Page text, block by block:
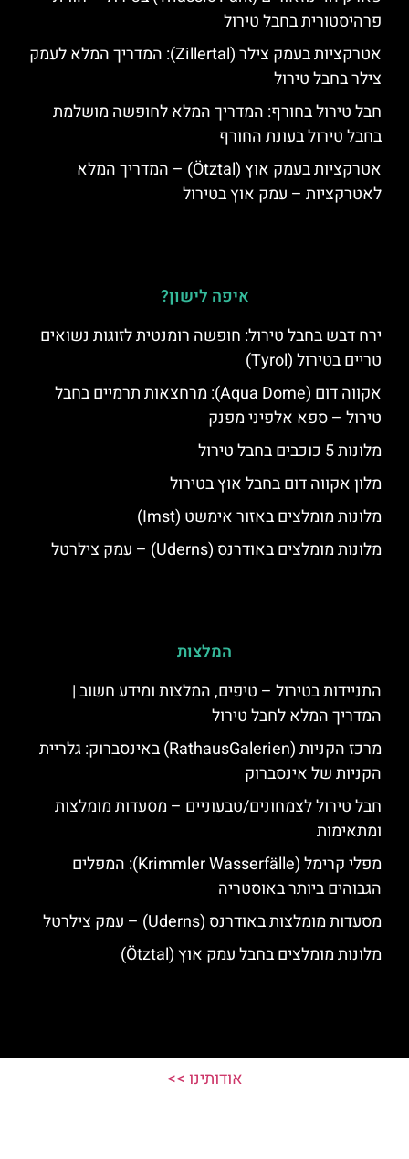
פרהיסטורית בחבל טירול
אטרקציות בעמק צילר (Zillertal): המדריך המלא לעמק
צילר בחבל טירול
חבל טירול בחורף: המדריך המלא לחופשה מושלמת
בחבל טירול בעונת החורף
אטרקציות בעמק אוץ (Ötztal) – המדריך המלא
לאטרקציות – עמק אוץ בטירול
איפה לישון?
ירח דבש בחבל טירול: חופשה רומנטית לזוגות נשואים
טריים בטירול (Tyrol)
אקווה דום (Aqua Dome): מרחצאות תרמיים בחבל
טירול – ספא אלפיני מפנק
מלונות 5 כוכבים בחבל טירול
מלון אקווה דום בחבל אוץ בטירול
מלונות מומלצים באזור אימשט (Imst)
מלונות מומלצים באודרנס (Uderns) – עמק צילרטל
המלצות
התניידות בטירול – טיפים, המלצות ומידע חשוב |
המדריך המלא לחבל טירול
מרכז הקניות (RathausGalerien) באינסברוק: גלריית
הקניות של אינסברוק
חבל טירול לצמחונים/טבעוניים – מסעדות מומלצות
ומתאימות
מפלי קרימל (Krimmler Wasserfälle): המפלים
הגבוהים ביותר באוסטריה
מסעדות מומלצות באודרנס (Uderns) – עמק צילרטל
מלונות מומלצים בחבל עמק אוץ (Ötztal)
אודותינו >>